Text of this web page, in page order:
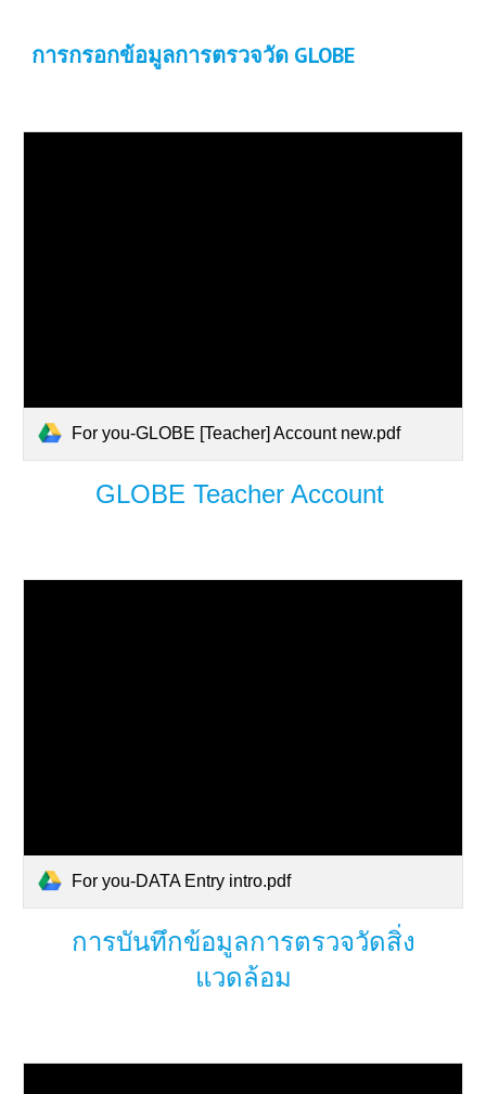
การกรอกข้อมูลการตรวจวัด GLOBE
For you-GLOBE [Teacher] Account new.pdf
GLOBE Teacher Account
For you-DATA Entry intro.pdf
การบันทึกข้อมูลการตรวจวัดสิ่ง
แวดล้อม